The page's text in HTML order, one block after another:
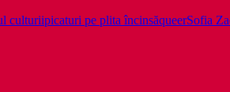
culturiipicaturi pe plita încinsăqueerSofia